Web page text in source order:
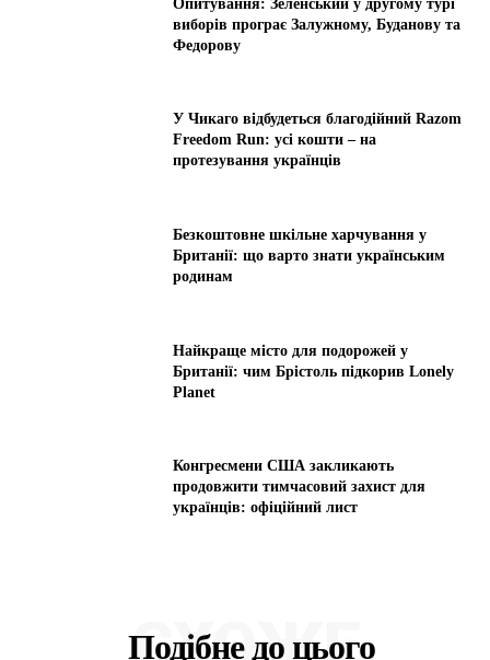
Опитування: Зеленський у другому турі
виборів програє Залужному, Буданову та
Федорову
У Чикаго відбудеться благодійний Razom
Freedom Run: усі кошти – на
протезування українців
Безкоштовне шкільне харчування у
Британії: що варто знати українським
родинам
Найкраще місто для подорожей у
Британії: чим Брістоль підкорив Lonely
Planet
Конгресмени США закликають
продовжити тимчасовий захист для
українців: офіційний лист
Подібне до цього